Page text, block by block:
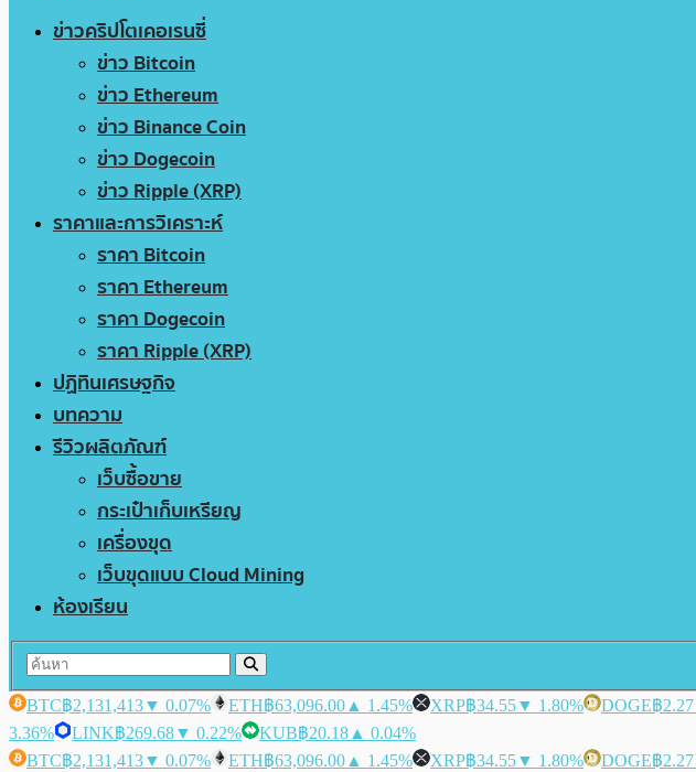
ข่าวคริปโตเคอเรนซี่
ข่าว Bitcoin
ข่าว Ethereum
ข่าว Binance Coin
ข่าว Dogecoin
ข่าว Ripple (XRP)
ราคาและการวิเคราะห์
ราคา Bitcoin
ราคา Ethereum
ราคา Dogecoin
ราคา Ripple (XRP)
ปฏิทินเศรษฐกิจ
บทความ
รีวิวผลิตภัณฑ์
เว็บซื้อขาย
กระเป๋าเก็บเหรียญ
เครื่องขุด
เว็บขุดแบบ Cloud Mining
ห้องเรียน
BTC฿2,131,413▼ 0.07% ETH฿63,096.00 ▲ 1.45% XRP฿34.55▼ 1.80% DOGE฿2.27
3.36%
LINK฿269.68▼ 0.22% KUB฿20.18 ▲ 0.04%
BTC฿2,131,413▼ 0.07% ETH฿63,096.00 ▲ 1.45% XRP฿34.55▼ 1.80% DOGE฿2.27